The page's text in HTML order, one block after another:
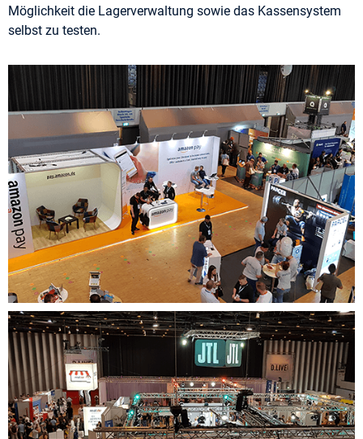
Möglichkeit die Lagerverwaltung sowie das Kassensystem
selbst zu testen.